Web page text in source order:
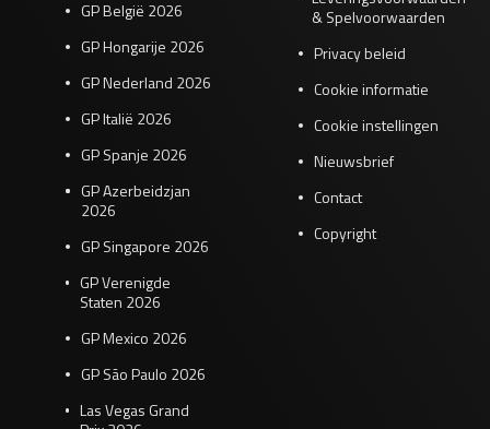
GP België 2026
GP Hongarije 2026
GP Nederland 2026
GP Italië 2026
GP Spanje 2026
GP Azerbeidzjan
2026
GP Singapore 2026
GP Verenigde
Staten 2026
GP Mexico 2026
GP São Paulo 2026
Las Vegas Grand
& Spelvoorwaarden
Privacy beleid
Cookie informatie
Cookie instellingen
Nieuwsbrief
Contact
Copyright